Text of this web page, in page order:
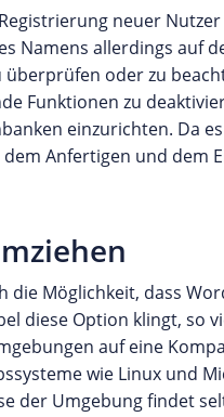
neuer
Namens allerdings auf
oder zu
Funktionen zu
einzurichten. Da
Anfertigen und dem
Möglichkeit, dass
Option klingt, so
auf eine
wie Linux und
der Umgebung findet